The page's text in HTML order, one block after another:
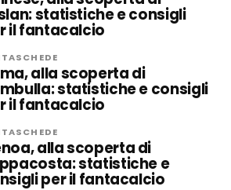
statistiche e consigli
il fantacalcio
alla scoperta di
statistiche e consigli
il fantacalcio
alla scoperta di
statistiche e
per il fantacalcio